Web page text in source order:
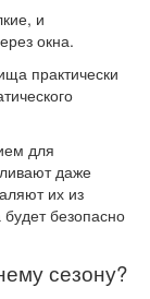
и
окна.
практически
для
даже
их из
будет безопасно
сезону?